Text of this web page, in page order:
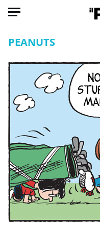
HOME
Italia
Mondo
Tecnologia
Internet
Scienza
Cultura
Economia
Sport
PEANUTS